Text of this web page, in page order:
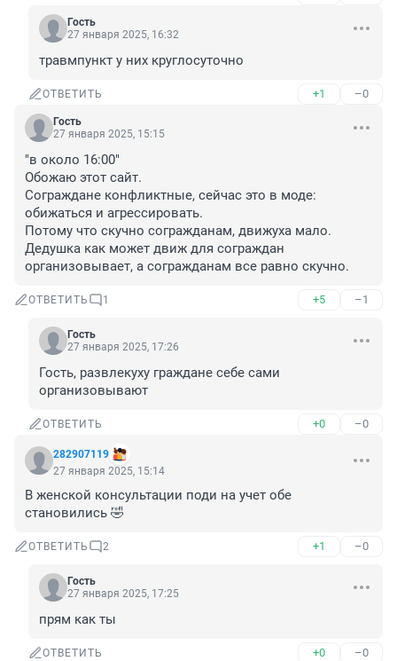
Гость
27 января 2025, 16:32
травмпункт у них круглосуточно
ОТВЕТИТЬ +1 –0
Гость
27 января 2025, 15:15
"в около 16:00"
Обожаю этот сайт.
Сограждане конфликтные, сейчас это в моде:
обижаться и агрессировать.
Потому что скучно согражданам, движуха мало.
Дедушка как может движ для сограждан
организовывает, а согражданам все равно скучно.
ОТВЕТИТЬ 1 +5 –1
Гость
27 января 2025, 17:26
Гость, развлекуху граждане себе сами
организовывают
ОТВЕТИТЬ +0 –0
282907119
27 января 2025, 15:14
В женской консультации поди на учет обе
становились 🤣
ОТВЕТИТЬ 2 +1 –0
Гость
27 января 2025, 17:25
прям как ты
ОТВЕТИТЬ +0 –0